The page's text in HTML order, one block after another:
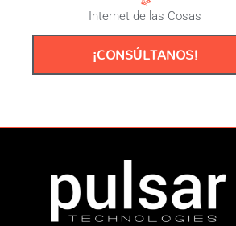
Internet de las Cosas
¡CONSÚLTANOS!